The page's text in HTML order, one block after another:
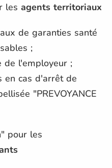
les agents territoriaux
de garanties santé
;
de l'employeur ;
en cas d'arrêt de
"PREVOYANCE
pour les